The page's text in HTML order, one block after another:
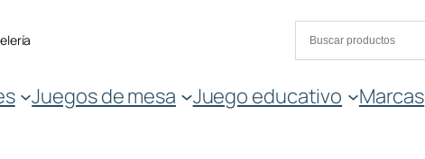
Juegos de mesa Juego educativo Marcas